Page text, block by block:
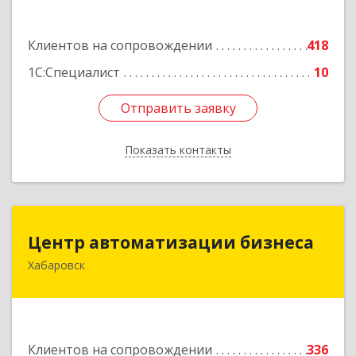
Клиентов на сопровождении
418
1С:Специалист
10
Отправить заявку
Показать контакты
Отправить заявку
Назад
Центр автоматизации бизнеса
Хабаровск
Клиентов на сопровождении
336
Центр автоматизации бизнеса
680030, Хабаровский край, Хабаровск г, Ленина